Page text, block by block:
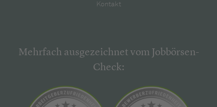
Kontakt
Mehrfach ausgezeichnet vom Jobbörsen-
Check: